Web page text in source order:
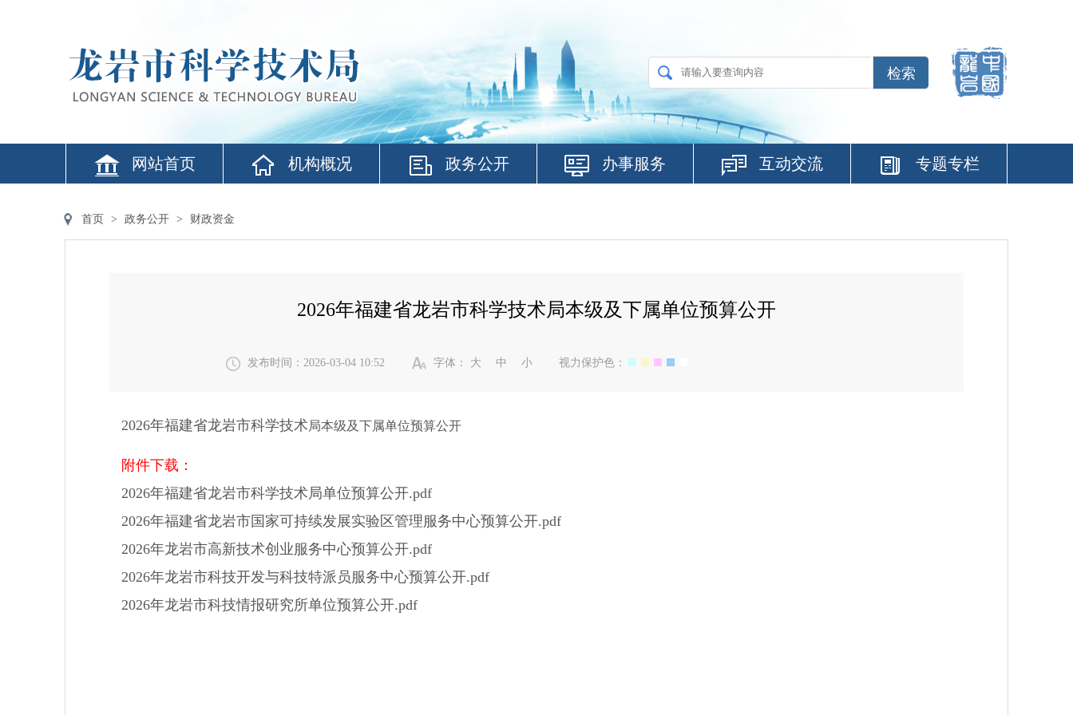
网站首页 机构概况 政务公开 办事服务 互动交流 专题专栏
首页 > 政务公开 > 财政资金
2026年福建省龙岩市科学技术局本级及下属单位预算公开
发布时间：2026-03-04 10:52 字体： 大 中 小 视力保护色：
2026年福建省龙岩市科学技术局本级及下属单位预算公开
附件下载：
2026年福建省龙岩市科学技术局单位预算公开.pdf
2026年福建省龙岩市国家可持续发展实验区管理服务中心预算公开.pdf
2026年龙岩市高新技术创业服务中心预算公开.pdf
2026年龙岩市科技开发与科技特派员服务中心预算公开.pdf
2026年龙岩市科技情报研究所单位预算公开.pdf